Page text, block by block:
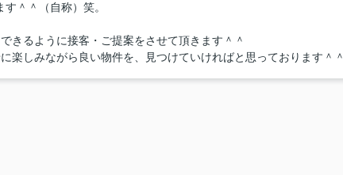
＾＾（自称）笑。
きるように接客・ご提案をさせて頂きます＾＾
楽しみながら良い物件を、見つけていければと思っております＾＾